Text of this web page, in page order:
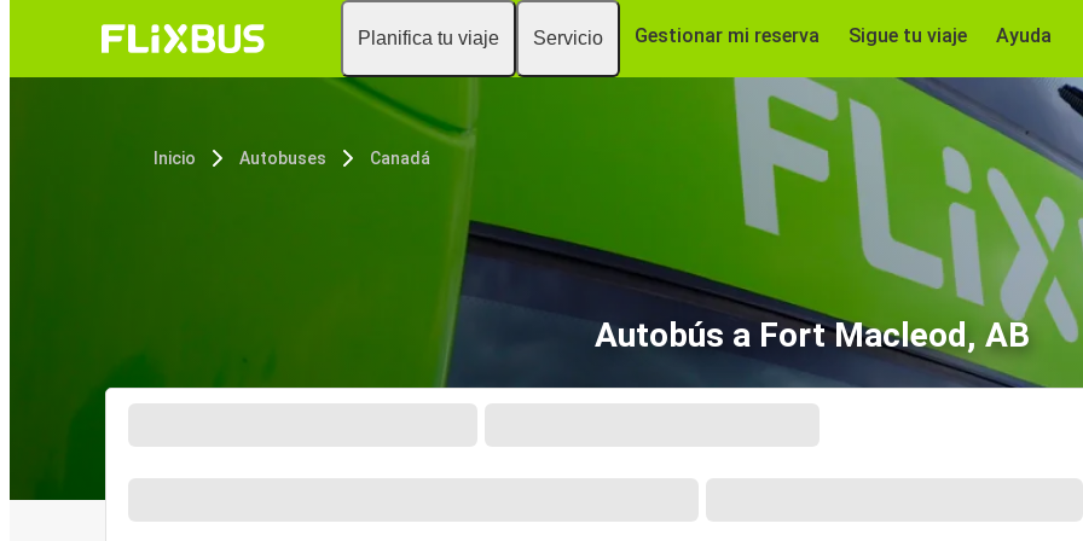
Planifica tu viaje Servicio Gestionar mi reserva Sigue tu viaje Ayuda
Inicio Autobuses Canadá
Autobús a Fort Macleod, AB